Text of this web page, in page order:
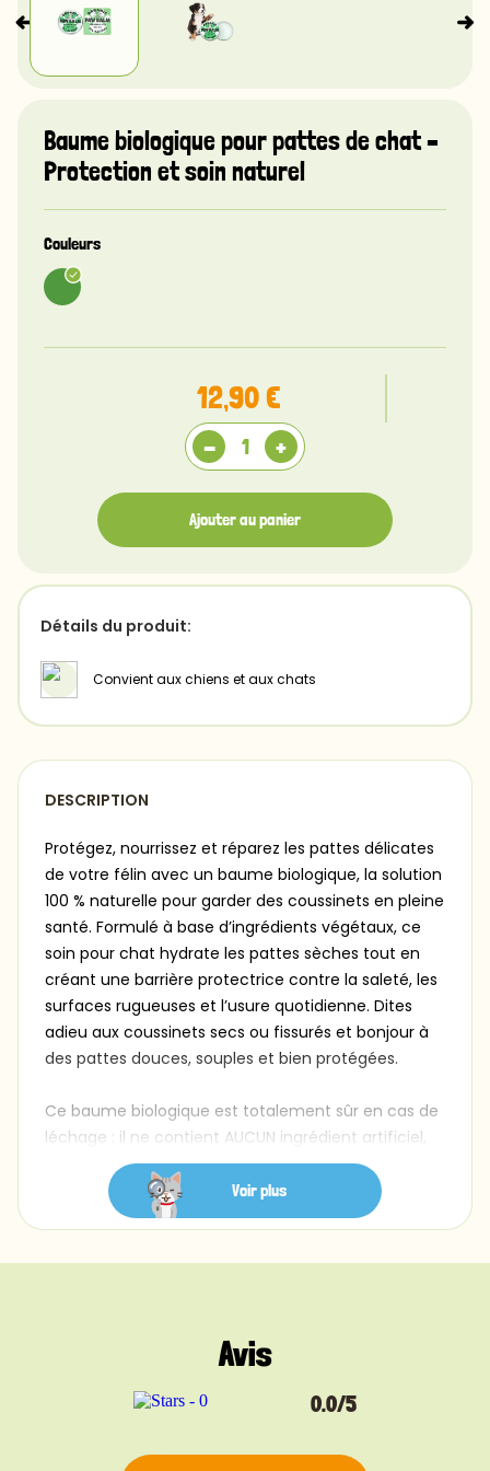
Baume biologique pour pattes de chat –
Protection et soin naturel
Couleurs
12,90 €
- +
Ajouter au panier
Détails du produit:
Convient aux chiens et aux chats
DESCRIPTION
Protégez, nourrissez et réparez les pattes délicates
de votre félin avec un baume biologique, la solution
100 % naturelle pour garder des coussinets en pleine
santé. Formulé à base d’ingrédients végétaux, ce
soin pour chat hydrate les pattes sèches tout en
créant une barrière protectrice contre la saleté, les
surfaces rugueuses et l’usure quotidienne. Dites
adieu aux coussinets secs ou fissurés et bonjour à
des pattes douces, souples et bien protégées.
Ce baume biologique est totalement sûr en cas de
léchage : il ne contient AUCUN ingrédient artificiel,
parabène, produit chimique, parfum, colorant ou
conservateur. Seulement des composants naturels
et sans danger pour les animaux, afin que vous
goûter.
l’hydratation et à protéger les coussinets des
surfaces agressives comme le bitume, la saleté, le
sel ou la neige. Que votre chat soit un aventurier
baume apporte un soulagement apaisant et une
Voir plus
Avis
0.0/5